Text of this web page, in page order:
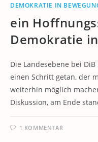
DEMOKRATIE IN
ein
Demokratie
Die Landesebene bei
einen Schritt getan, der
weiterhin möglich
Diskussion, am Ende
1 KOMMENTAR